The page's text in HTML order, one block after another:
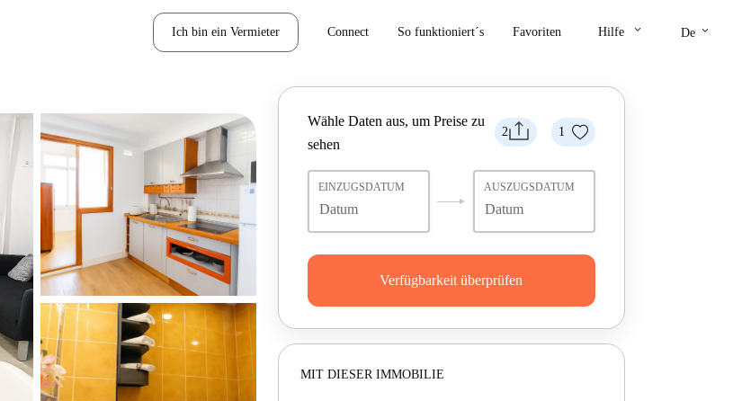
Ich bin ein Vermieter Connect So funktioniert´s Favoriten Hilfe keyboard_arrow_down De keyboard_arrow_down
2 1
Wähle Daten aus, um Preise zu
sehen
EINZUGSDATUM AUSZUGSDATUM
Verfügbarkeit überprüfen
MIT DIESER IMMOBILIE